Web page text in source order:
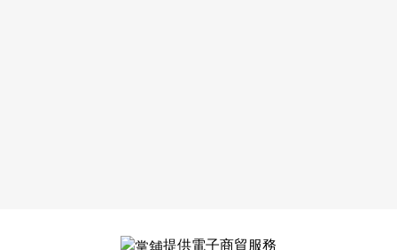
提供電子商貿服務